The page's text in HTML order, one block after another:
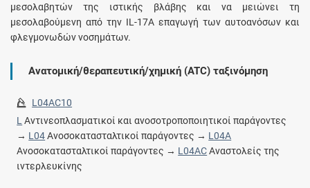
μεσολαβητών της ιστικής βλάβης και να μειώνει τη
μεσολαβούμενη από την IL-17A επαγωγή των αυτοανόσων και
φλεγμονωδών νοσημάτων.
Ανατομική/θεραπευτική/χημική (ATC) ταξινόμηση
L04AC10
L Αντινεοπλασματικοί και ανοσοτροποποιητικοί παράγοντες
→ L04Ανοσοκατασταλτικοί παράγοντες → L04A
Ανοσοκατασταλτικοί παράγοντες → L04ACΑναστολείς της
ιντερλευκίνης